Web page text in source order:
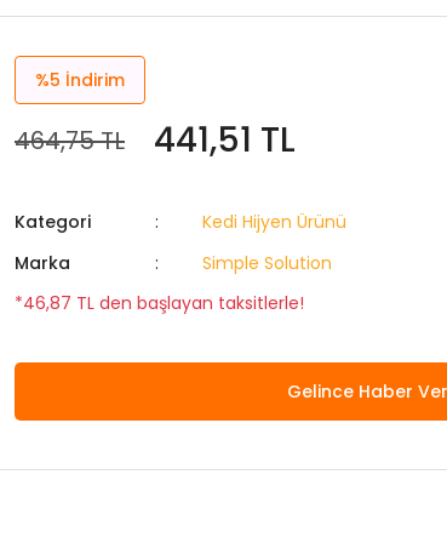
%5 İndirim
464,75 TL 441,51 TL
Kategori
Kedi Hijyen Ürünü
Marka
Simple Solution
*46,87 TL den başlayan taksitlerle!
Gelince Haber Ver